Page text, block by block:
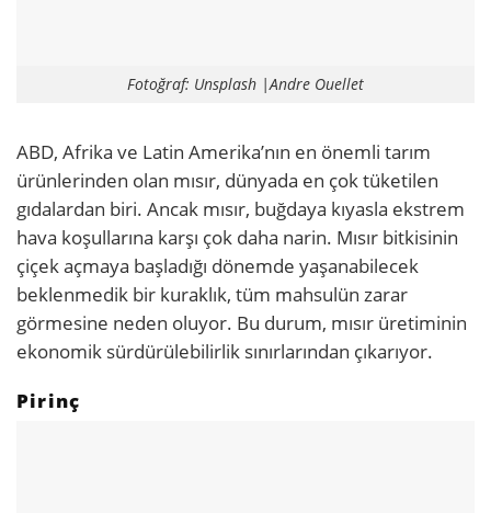
Fotoğraf: Unsplash |Andre Ouellet
ABD, Afrika ve Latin Amerika’nın en önemli tarım
ürünlerinden olan mısır, dünyada en çok tüketilen
gıdalardan biri. Ancak mısır, buğdaya kıyasla ekstrem
hava koşullarına karşı çok daha narin. Mısır bitkisinin
çiçek açmaya başladığı dönemde yaşanabilecek
beklenmedik bir kuraklık, tüm mahsulün zarar
görmesine neden oluyor. Bu durum, mısır üretiminin
ekonomik sürdürülebilirlik sınırlarından çıkarıyor.
Pirinç